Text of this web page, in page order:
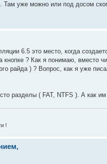
уже можно или под досом
6.5 это место, когда
? Как я понимаю, вместо
райда ) ? Вопрос, как я уже
разделы ( FAT, NTFS ). А как
!